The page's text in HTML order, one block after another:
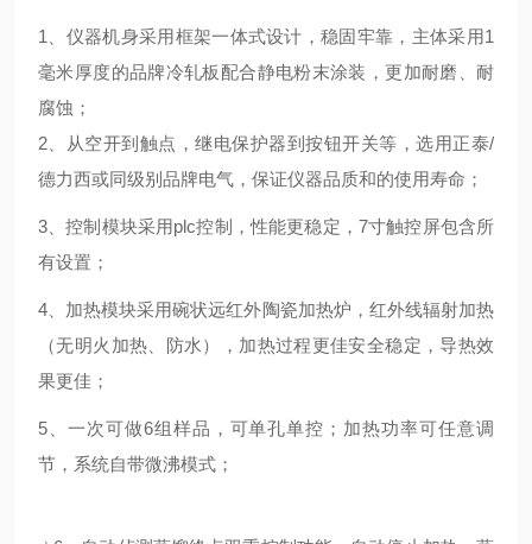
1、仪器机身采用框架一体式设计，稳固牢靠，主体采用1
毫米厚度的品牌冷轧板配合静电粉末涂装，更加耐磨、耐
腐蚀；
2、从空开到触点，继电保护器到按钮开关等，选用正泰/
德力西或同级别品牌电气，保证仪器品质和的使用寿命；
3、控制模块采用plc控制，性能更稳定，7寸触控屏包含所
有设置；
4、加热模块采用碗状远红外陶瓷加热炉，红外线辐射加热
（无明火加热、防水），加热过程更佳安全稳定，导热效
果更佳；
5、一次可做6组样品，可单孔单控；加热功率可任意调
节，系统自带微沸模式；